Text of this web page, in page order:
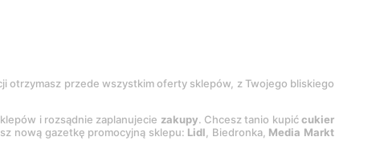
otrzymasz przede wszystkim oferty sklepów, z Twojego bliskiego
i rozsądnie zaplanujecie zakupy. Chcesz tanio kupićcukier
nową gazetkę promocyjną sklepu: Lidl, Biedronka, Media Markt